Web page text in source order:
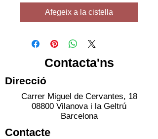
Afegeix a la cistella
Contacta'ns
Direcció
Carrer Miguel de Cervantes, 18
08800 Vilanova i la Geltrú
Barcelona
Contacte